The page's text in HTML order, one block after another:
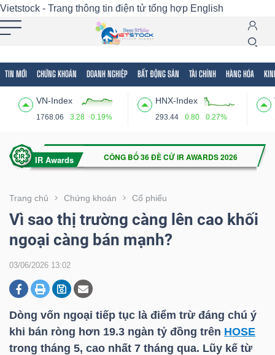
Vietstock - Trang thông tin điện tử tổng hợp English
TIN MỚI CHỨNG KHOÁN DOANH NGHIỆP BẤT ĐỘNG SẢN TÀI CHÍNH HÀNG HÓA
VN-Index
1768.06 3.28 0.19%
HNX-Index
293.44 0.80 0.27%
Trang chủ Chứng khoán Cổ phiếu
Vì sao thị trường càng lên cao khối
ngoại càng bán mạnh?
03/06/2026 13:02
Dòng vốn ngoại tiếp tục là điểm trừ đáng chú ý
khi bán ròng hơn 19.3 ngàn tỷ đồng trên HOSE
trong tháng 5, cao nhất 7 tháng qua. Lũy kế từ
Tất cả Tính năng Ngành Mã chứng khoán
Tính
(-)
VIETSTOCK
CHỨNG
DOANH
NGHIỆP